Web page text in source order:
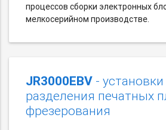
процессов сборки электронных
мелкосерийном производстве.
JR3000EBV -
разделения печатных
фрезерования